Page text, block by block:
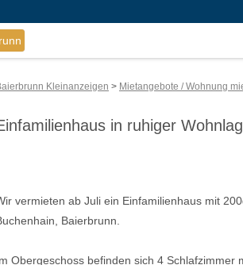
Kleinanzeigen > Mietangebote / Wohnung
in ruhiger
vermieten ab Juli ein Einfamilienhaus mit
Baierbrunn.
Obergeschoss befinden sich 4 Schlafzimmer